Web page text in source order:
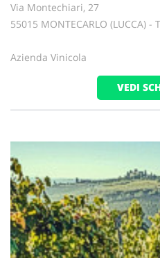
Via Montechiari, 27
55015 MONTECARLO (LUCCA) -
Azienda Vinicola
VEDI